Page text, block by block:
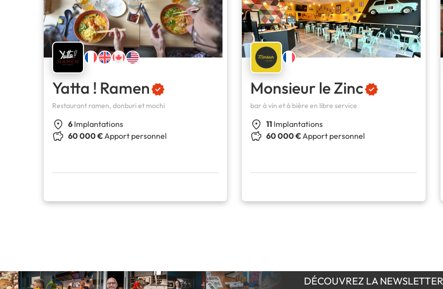
Yatta ! Ramen
Restaurant ramen, donburi et mochi
6 Implantations
60 000 €Apport personnel
Monsieur le Zinc
bar à vin et à bière en libre service
11 Implantations
60 000 €Apport personnel
DÉCOUVREZ LA NEWSLETTER